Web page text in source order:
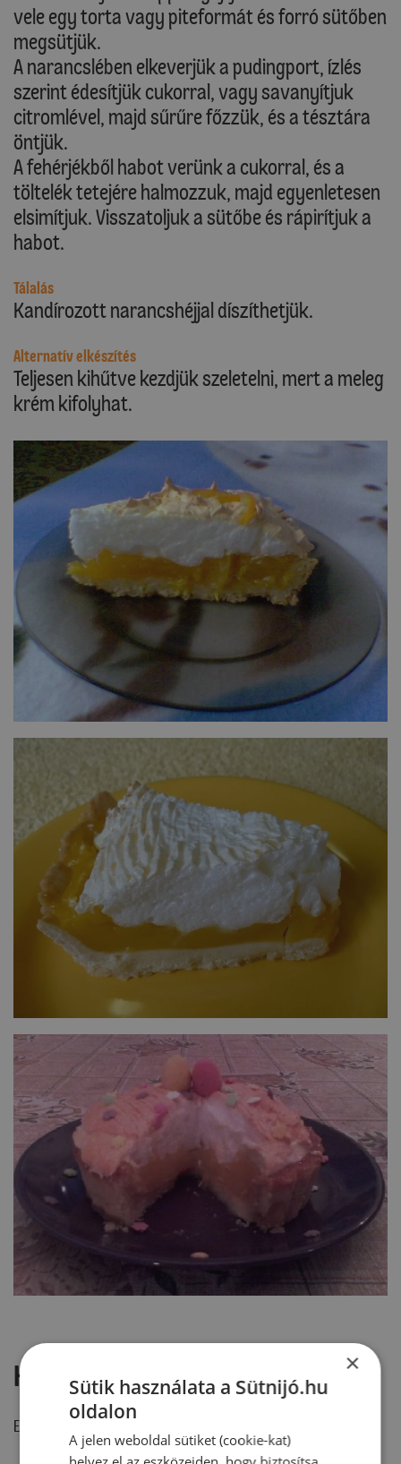
vele egy torta vagy piteformát és forró sütőben
megsütjük.
A narancslében elkeverjük a pudingport, ízlés
szerint édesítjük cukorral, vagy savanyítjuk
citromlével, majd sűrűre főzzük, és a tésztára
öntjük.
A fehérjékből habot verünk a cukorral, és a
töltelék tetejére halmozzuk, majd egyenletesen
elsimítjuk. Visszatoljuk a sütőbe és rápirítjuk a
habot.
Tálalás
Kandírozott narancshéjjal díszíthetjük.
Alternatív elkészítés
Teljesen kihűtve kezdjük szeletelni, mert a meleg
krém kifolyhat.
Hozzászólások
Ehhez a recepthez még nem érkezett hozzászólás.
×
Sütik használata a Sütnijó.hu
oldalon
A jelen weboldal sütiket (cookie-kat)